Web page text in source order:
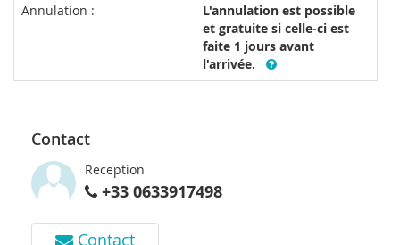
Annulation :
L'annulation est possible
et gratuite si celle-ci est
faite 1 jours avant
l'arrivée.
Contact
Reception
+33 0633917498
Contact